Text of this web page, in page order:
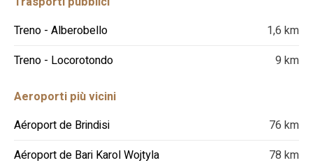
Treno - Alberobello
1,6 km
Treno - Locorotondo
9 km
Aeroporti più vicini
Aéroport de Brindisi
76 km
Aéroport de Bari Karol Wojtyla
78 km